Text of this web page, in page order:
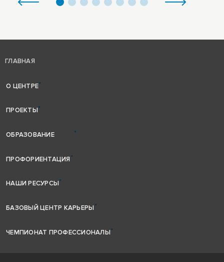
ГЛАВНАЯ
О ЦЕНТРЕ
ПРОЕКТЫ
ОБРАЗОВАНИЕ
ПРОФОРИЕНТАЦИЯ
НАШИ РЕСУРСЫ
БАЗОВЫЙ ЦЕНТР КАРЬЕРЫ
ЧЕМПИОНАТ ПРОФЕССИОНАЛЫ